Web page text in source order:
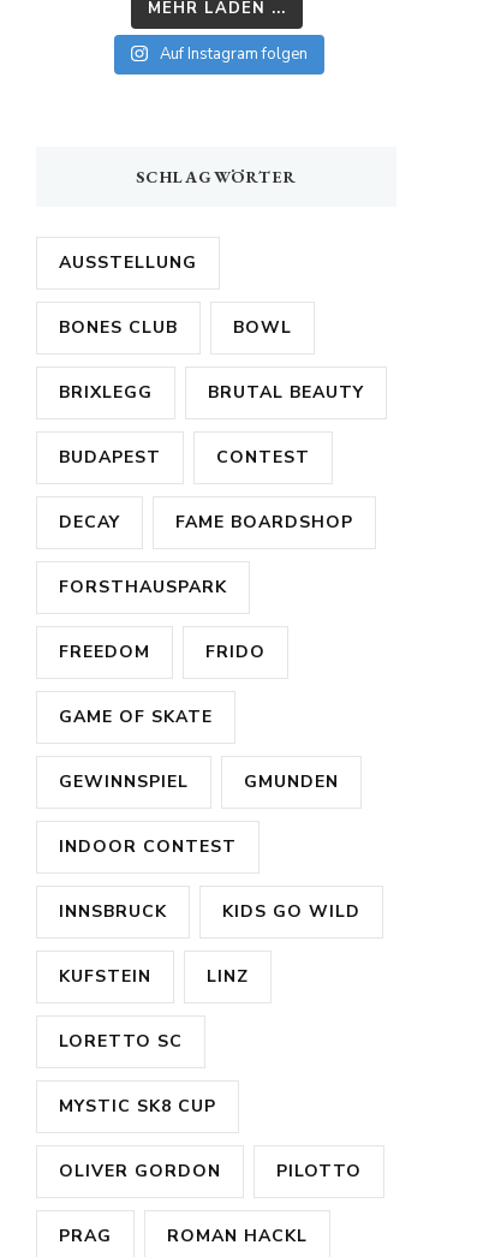
MEHR LADEN ...
Auf Instagram folgen
SCHLAGWÖRTER
AUSSTELLUNG
BONES CLUB BOWL
BRIXLEGG BRUTAL BEAUTY
BUDAPEST CONTEST
DECAY FAME BOARDSHOP
FORSTHAUSPARK
FREEDOM FRIDO
GAME OF SKATE
GEWINNSPIEL GMUNDEN
INDOOR CONTEST
INNSBRUCK KIDS GO WILD
KUFSTEIN LINZ
LORETTO SC
MYSTIC SK8 CUP
OLIVER GORDON PILOTTO
PRAG ROMAN HACKL